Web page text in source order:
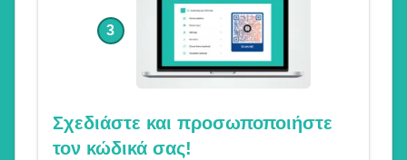
3
Σχεδιάστε και προσωποποιήστε
τον κώδικά σας!